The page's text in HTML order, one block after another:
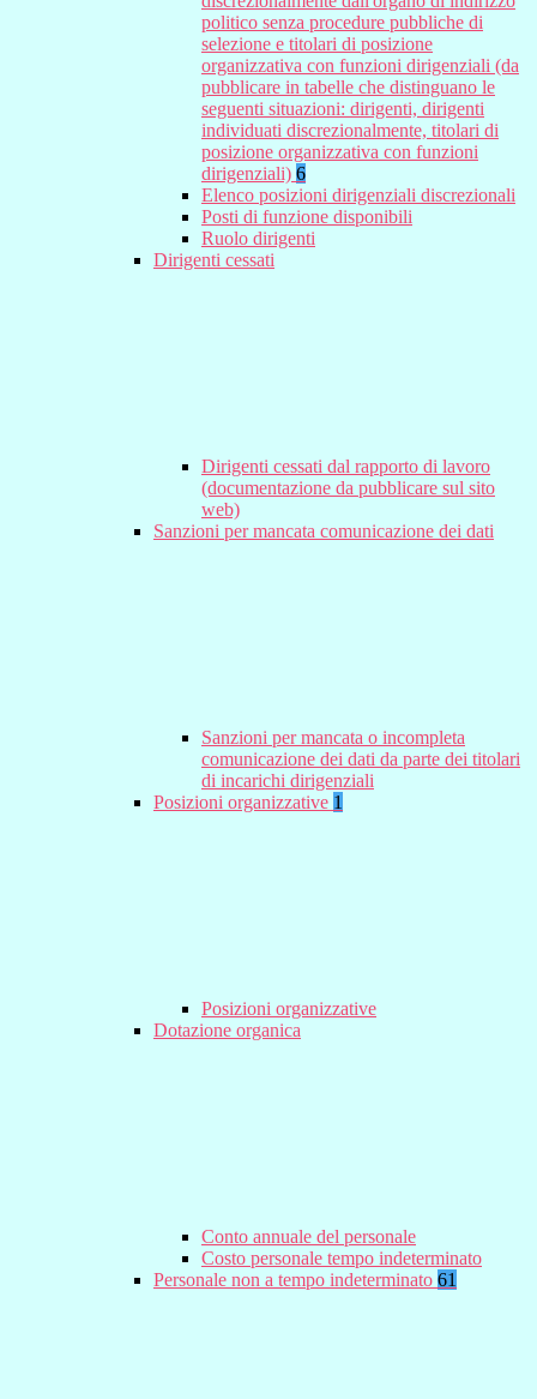
politico senza procedure pubbliche di
selezione e titolari di posizione
organizzativa con funzioni dirigenziali (da
pubblicare in tabelle che distinguano le
seguenti situazioni: dirigenti, dirigenti
individuati discrezionalmente, titolari di
posizione organizzativa con funzioni
dirigenziali) 6
Elenco posizioni dirigenziali discrezionali
Posti di funzione disponibili
Ruolo dirigenti
Dirigenti cessati
Dirigenti cessati dal rapporto di lavoro
(documentazione da pubblicare sul sito
web)
Sanzioni per mancata comunicazione dei dati
Sanzioni per mancata o incompleta
comunicazione dei dati da parte dei titolari
di incarichi dirigenziali
Posizioni organizzative 1
Posizioni organizzative
Dotazione organica
Conto annuale del personale
Costo personale tempo indeterminato
Personale non a tempo indeterminato 61